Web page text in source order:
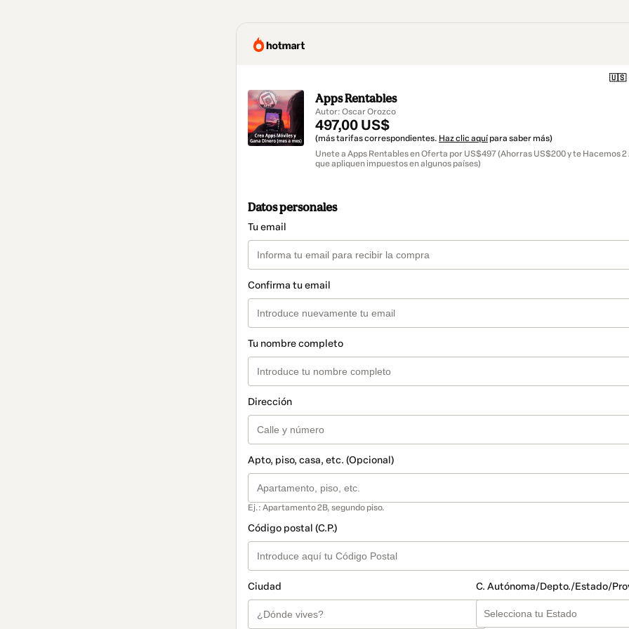
🇺🇸
Apps Rentables
Autor: Oscar Orozco
497,00 US$
(más tarifas correspondientes. Haz clic aquí para saber más)
Unete a Apps Rentables en Oferta por US$497 (Ahorras US$200 y te Hacemos 2
que apliquen impuestos en algunos países)
Datos personales
Tu email
Confirma tu email
Tu nombre completo
Dirección
Apto, piso, casa, etc. (Opcional)
Ej.: Apartamento 2B, segundo piso.
Código postal (C.P.)
Ciudad C. Autónoma/Depto./Estado/